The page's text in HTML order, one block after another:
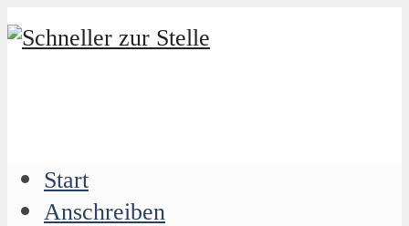
Start
Anschreiben